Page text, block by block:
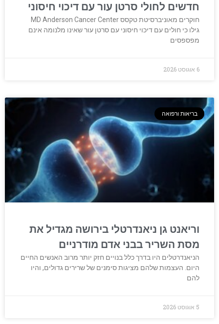
חדשים לחולי סרטן עור עם דיכוי חיסוני
חוקרים מאוניברסיטת טקסס MD Anderson Cancer Center
גילו כי חולים עם דיכוי חיסוני עם סרטן עור שאינו מלנומה אינם
מפספסים
6 אוגוסט 2026
בריאות ורפואה
וריאנט גן ניאנדרטלי בירושה מגדיל את
מסת השריר בבני אדם מודרניים
הניאנדרטלים היו בדרך כלל בנויים חזק יותר מרוב האנשים החיים
היום. העצמות שלהם מציגות סימנים של שרירים גדולים, והיו
להם
5 אוגוסט 2026